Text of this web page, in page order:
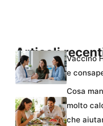
Articoli
Vaccino
e
Cosa
molto
che